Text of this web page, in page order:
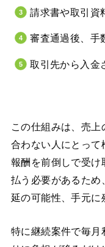
請求書や取引資
審査通過後、手
取引先から入金
この仕組みは、売
合わない人にとって
報酬を前倒しで受
払う必要があるため
延の可能性、手元に
特に継続案件で毎月